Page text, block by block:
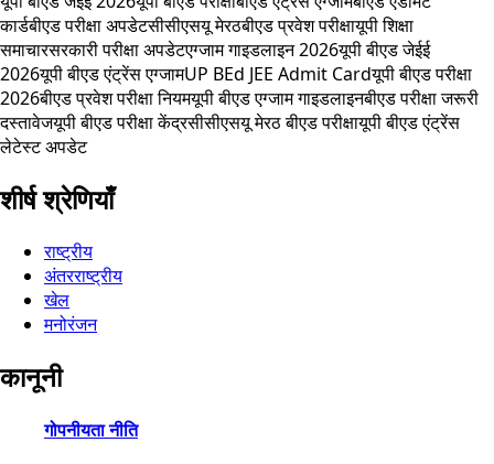
कार्डबीएड परीक्षा अपडेटसीसीएसयू मेरठबीएड प्रवेश परीक्षायूपी शिक्षा
समाचारसरकारी परीक्षा अपडेटएग्जाम गाइडलाइन 2026यूपी बीएड जेईई
2026यूपी बीएड एंट्रेंस एग्जामUP BEd JEE Admit Cardयूपी बीएड परीक्षा
2026बीएड प्रवेश परीक्षा नियमयूपी बीएड एग्जाम गाइडलाइनबीएड परीक्षा जरूरी
दस्तावेजयूपी बीएड परीक्षा केंद्रसीसीएसयू मेरठ बीएड परीक्षायूपी बीएड एंट्रेंस
लेटेस्ट अपडेट
शीर्ष श्रेणियाँ
राष्ट्रीय
अंतरराष्ट्रीय
खेल
मनोरंजन
कानूनी
गोपनीयता नीति